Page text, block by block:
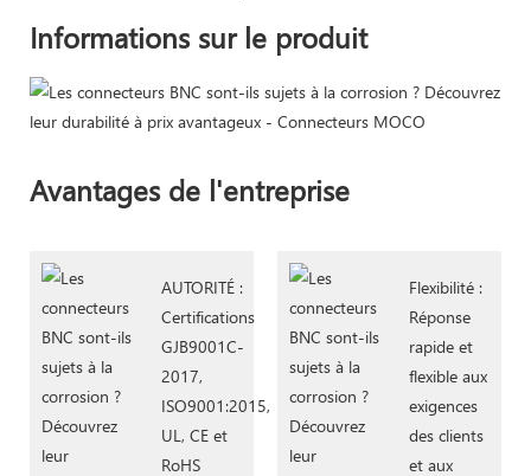
Informations sur le produit
Avantages de l'entreprise
AUTORITÉ :
Certifications
GJB9001C-
2017,
ISO9001:2015,
UL, CE et
RoHS
Flexibilité :
Réponse
rapide et
flexible aux
exigences
des clients
et aux